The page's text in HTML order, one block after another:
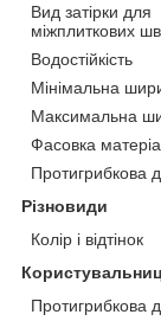
Вид затірки для
міжплиткових
Водостійкість
Мінімальна
Максимальна
Фасовка
Протигрибкова
Різновиди
Колір і відтінок
Протигрибкова